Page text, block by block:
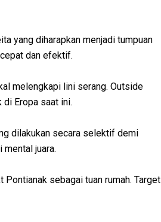
yang diharapkan menjadi tumpuan
dan efektif.
melengkapi lini serang. Outside
Eropa saat ini.
dilakukan secara selektif demi
juara.
sebagai tuan rumah. Target